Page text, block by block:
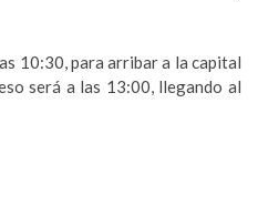
10:30, para arribar a la capital
será a las 13:00, llegando al